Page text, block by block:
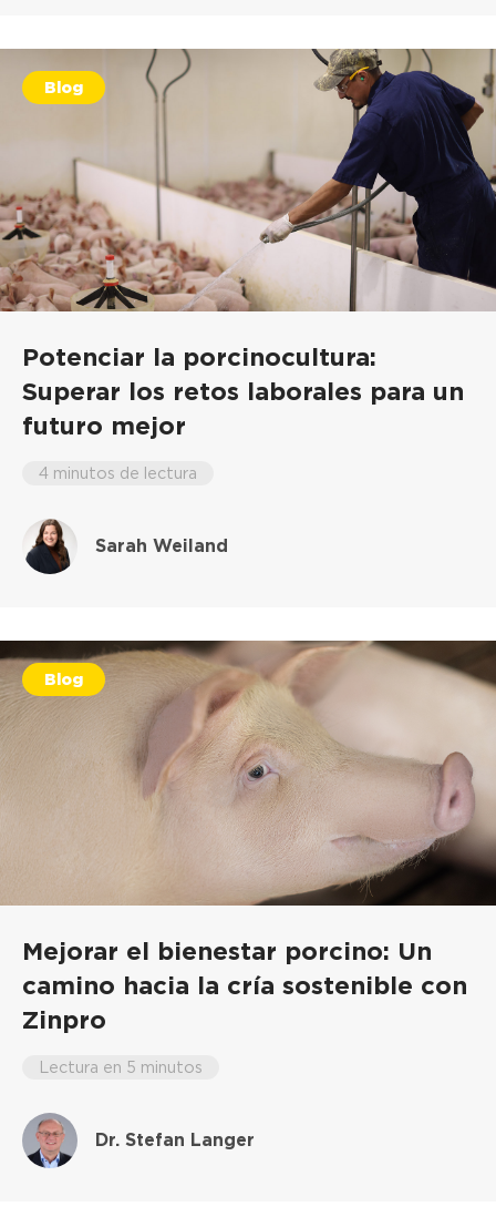
Blog
Potenciar la porcinocultura:
Superar los retos laborales para un
futuro mejor
4 minutos de lectura
Sarah Weiland
Blog
Mejorar el bienestar porcino: Un
camino hacia la cría sostenible con
Zinpro
Lectura en 5 minutos
Dr. Stefan Langer